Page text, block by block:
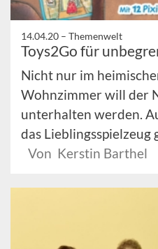
14.04.20 – Themenwelt
Toys2Go für
Nicht nur im
Wohnzimmer will der
unterhalten werden.
das Lieblingsspielzeug
Von Kerstin Barthel